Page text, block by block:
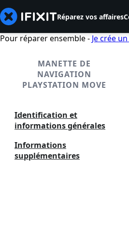
Réparez vos affaires
Pour réparer ensemble - Je crée
MANETTE DE
NAVIGATION
PLAYSTATION MOVE
Identification et
informations générales
Informations
supplémentaires